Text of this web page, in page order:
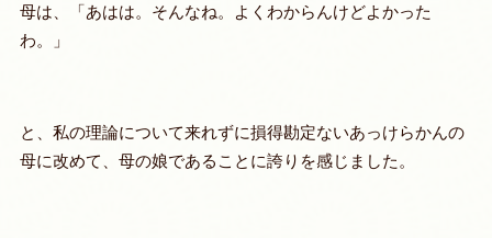
母は、「あはは。そんなね。よくわからんけどよかった
わ。」
と、私の理論について来れずに損得勘定ないあっけらかんの
母に改めて、母の娘であることに誇りを感じました。